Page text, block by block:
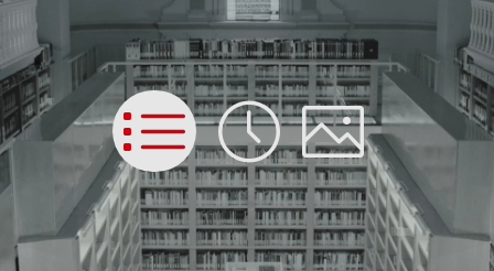
List Time Picture